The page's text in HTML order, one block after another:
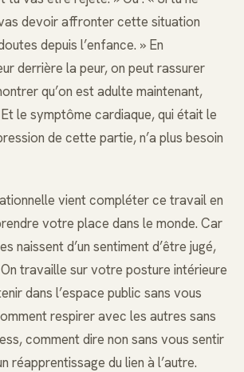
devoir affronter cette situation
depuis l’enfance. » En
derrière la peur, on peut rassurer
qu’on est adulte maintenant,
Et le symptôme cardiaque, qui était le
de cette partie, n’a plus besoin
vient compléter ce travail en
votre place dans le monde. Car
naissent d’un sentiment d’être jugé,
travaille sur votre posture intérieure
dans l’espace public sans vous
respirer avec les autres sans
comment dire non sans vous sentir
réapprentissage du lien à l’autre.